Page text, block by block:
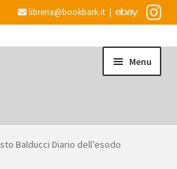
libreria@bookbark.it |
Menu
Balducci Diario dell’esodo